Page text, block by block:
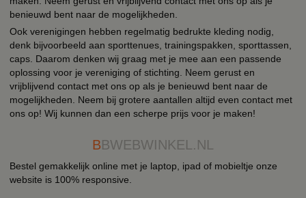
benieuwd bent naar de mogelijkheden.
Ook verenigingen hebben regelmatig bedrukte kleding nodig,
denk bijvoorbeeld aan sporttenues, trainingspakken, sporttassen,
caps. Daarom denken wij graag met je mee aan een passende
oplossing voor je vereniging of stichting. Neem gerust en
vrijblijvend contact met ons op als je benieuwd bent naar de
mogelijkheden. Neem bij grotere aantallen altijd even contact met
ons op! Wij kunnen dan een scherpe prijs voor je maken!
BBWEBWINKEL.NL
Bestel gemakkelijk online met je laptop, ipad of mobieltje onze
website is 100% responsive.